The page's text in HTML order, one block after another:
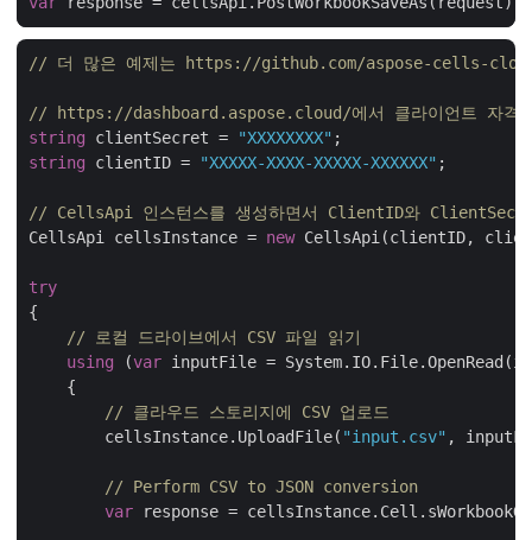
// 더 많은 예제는 https://github.com/aspose-cells-
// https://dashboard.aspose.cloud/에서 클라이언트 자격
string clientSecret = "XXXXXXXX"
string clientID = "XXXXX-XXXX-XXXXX-XXXXXX" ;
// CellsApi 인스턴스를 생성하면서 ClientID와
CellsApi cellsInstance = new CellsApi(clientID,
try
{
// 로컬 드라이브에서 CSV 파일 읽기
using (var inputFile =
    {
// 클라우드 스토리지에 CSV 업로드
        cellsInstance.UploadFile(
"input.csv" ,
// Perform CSV to JSON conversion
var response =